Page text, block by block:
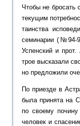
Чтобы не бросать
текущим
таинства
семинарии (№94-
Успенский и
трое высказали
но предложили
По приезде в
была принята на
по своему
человек и